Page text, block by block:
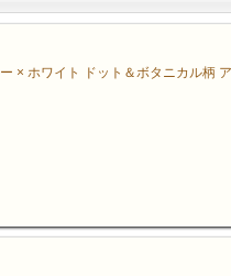
× ホワイト ドット＆ボタニカル柄